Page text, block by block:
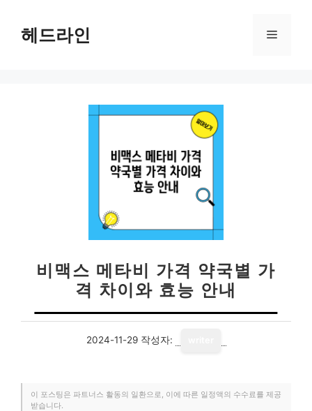
헤드라인 메
비맥스 메타비 가격 약국별 가
격 차이와 효능 안내
2024-11-29 작성자:
이 포스팅은 파트너스 활동의 일환으로, 이에 따른 일정액의 수수료를 제공
받습니다.